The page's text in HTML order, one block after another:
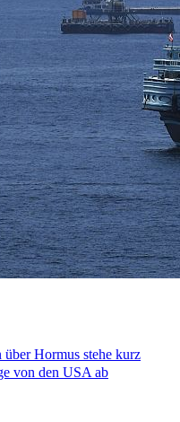
Hormus stehe kurz
von den USA ab